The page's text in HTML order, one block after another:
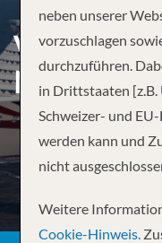
VON
NACH
neben unserer
vorzuschlagen
durchzuführen.
in Drittstaaten [z.B.
Schweizer- und
werden kann und
nicht
Weitere
Cookie-Hinweis.